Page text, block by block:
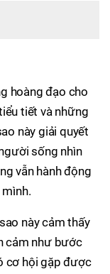
hoàng đạo cho
tiết và những
này giải quyết
sống nhìn
vẫn hành động
này cảm thấy
cảm như bước
cơ hội gặp được